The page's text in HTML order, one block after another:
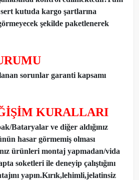
kutuda kargo şartlarına
şekilde paketlenerek
sorunlar garanti kapsamı
KURALLARI
Bataryalar ve diğer aldığınız
hasar görmemiş olması
ürünleri montaj yapmadan/vida
soketleri ile deneyip çalıştığını
yapın.Kırık,lehimli,jelatinsiz